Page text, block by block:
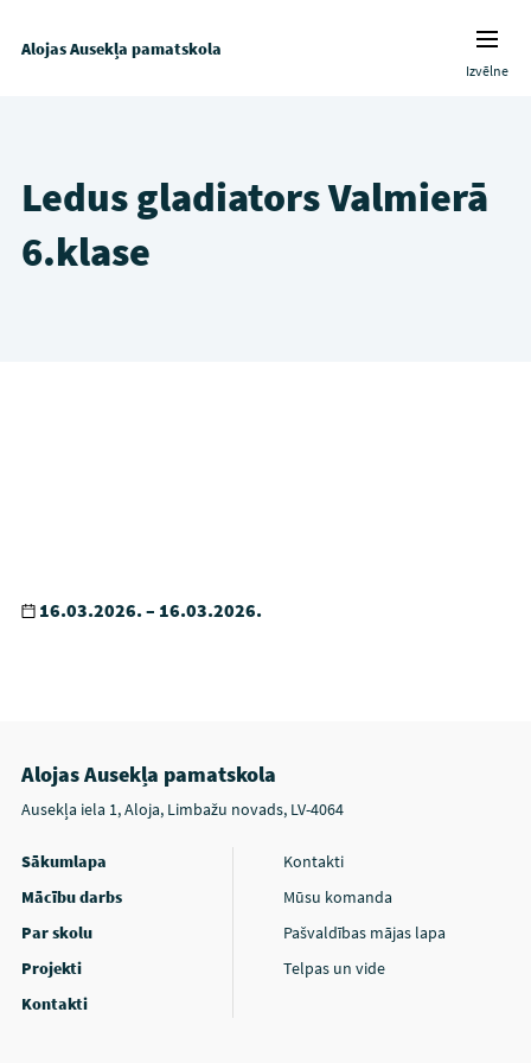
Alojas Ausekļa pamatskola
Izvēlne
Ledus gladiators Valmierā
6.klase
16.03.2026. – 16.03.2026.
Alojas Ausekļa pamatskola
Ausekļa iela 1, Aloja, Limbažu novads, LV-4064
Sākumlapa
Mācību darbs
Par skolu
Projekti
Kontakti
Kontakti
Mūsu komanda
Pašvaldības mājas lapa
Telpas un vide